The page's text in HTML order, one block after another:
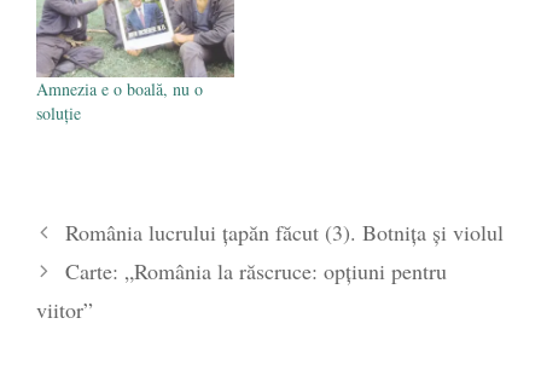
Amnezia e o boală, nu o
soluție
România lucrului țapăn făcut (3). Botnița și violul
Carte: „România la răscruce: opţiuni pentru
viitor”